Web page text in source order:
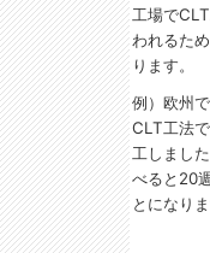
工場で
われるた
ります。
例）欧州
CLT工法
工しまし
べると20
とになりま